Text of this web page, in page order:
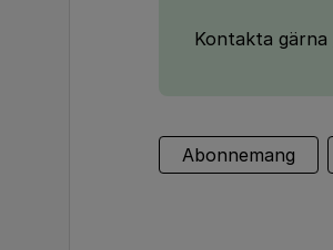
Kontakta gärna
Abonnemang